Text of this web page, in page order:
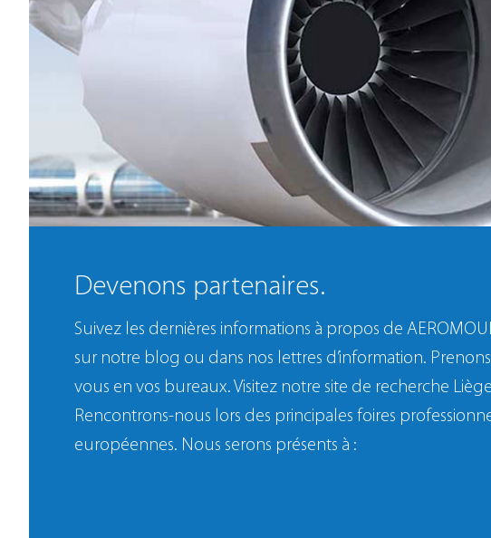
Devenons partenaires.
Suivez les dernières informations à propos de
sur notre blog ou dans nos lettres d’information.
vous en vos bureaux. Visitez notre site de recherche
Rencontrons-nous lors des principales foires
européennes. Nous serons présents à :